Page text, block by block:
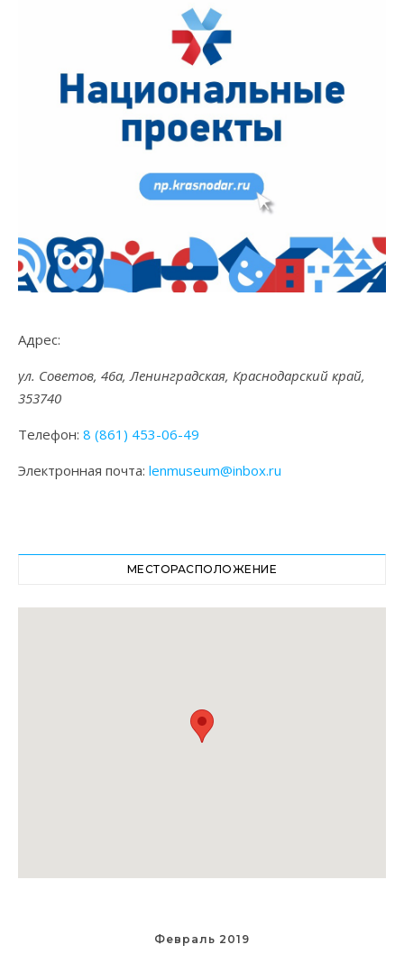
Адрес:
ул. Советов, 46а, Ленинградская, Краснодарский край,
353740
Телефон: 8 (861) 453-06-49
Электронная почта: lenmuseum@inbox.ru
МЕСТОРАСПОЛОЖЕНИЕ
Февраль 2019